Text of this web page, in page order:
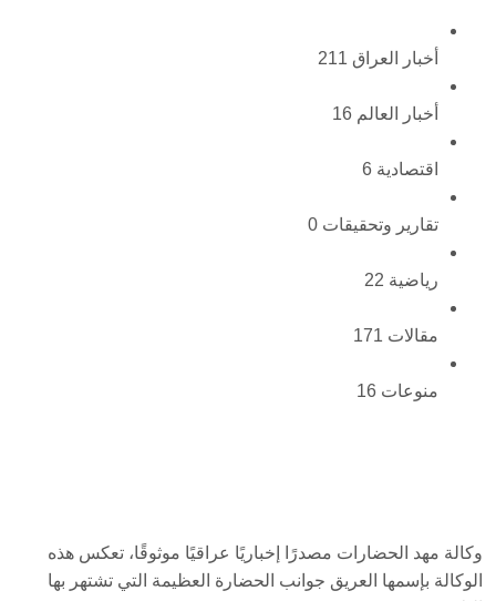
أخبار العراق 211
أخبار العالم 16
اقتصادية 6
تقارير وتحقيقات 0
رياضية 22
مقالات 171
منوعات 16
وكالة مهد الحضارات مصدرًا إخباريًا عراقيًا موثوقًا، تعكس هذه
الوكالة بإسمها العريق جوانب الحضارة العظيمة التي تشتهر بها